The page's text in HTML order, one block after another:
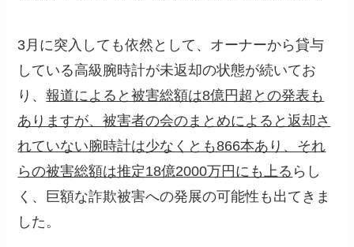
3月に突入しても依然として、オーナーから貸与
している高級腕時計が未返却の状態が続いてお
り、報道によると被害総額は8億円超との発表も
ありますが、被害者の会のまとめによると返却さ
れていない腕時計は少なくとも866本あり、それ
らの被害総額は推定18億2000万円にも上る らし
く、巨額な詐欺被害への発展の可能性も出てきま
した。